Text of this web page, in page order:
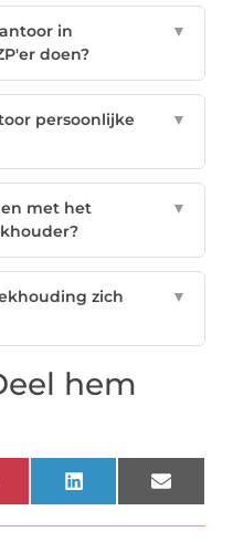
in
doen?
▼
persoonlijke
▼
met het
▼
zich
▼
hem
LinkedIn Email